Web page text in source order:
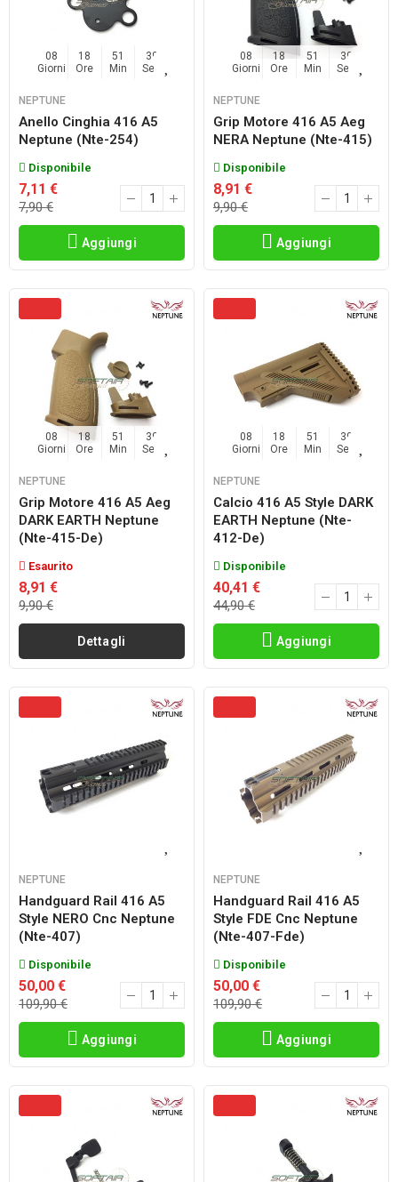
08
Giorni
18
Ore
51
Min
38
Sec
NEPTUNE
Anello Cinghia 416 A5
Neptune (nte-254)
Disponibile
7,11 €
7,90 €
Aggiungi
08
Giorni
18
Ore
51
Min
38
Sec
NEPTUNE
Grip Motore 416 A5 Aeg
NERA Neptune (nte-415)
Disponibile
8,91 €
9,90 €
Aggiungi
08
Giorni
18
Ore
51
Min
38
Sec
NEPTUNE
Grip Motore 416 A5 Aeg
DARK EARTH Neptune
(nte-415-De)
Esaurito
8,91 €
9,90 €
Dettagli
08
Giorni
18
Ore
51
Min
38
Sec
NEPTUNE
Calcio 416 A5 Style DARK
EARTH Neptune (nte-
412-De)
Disponibile
40,41 €
44,90 €
Aggiungi
NEPTUNE
Handguard Rail 416 A5
Style NERO Cnc Neptune
(nte-407)
Disponibile
50,00 €
109,90 €
Aggiungi
NEPTUNE
Handguard Rail 416 A5
Style FDE Cnc Neptune
(nte-407-Fde)
Disponibile
50,00 €
109,90 €
Aggiungi